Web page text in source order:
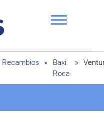
Ragas
Recambios »
Baxi
Roca
»